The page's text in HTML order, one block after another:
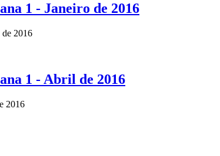
1 - Janeiro de 2016
de 2016
1 - Abril de 2016
2016